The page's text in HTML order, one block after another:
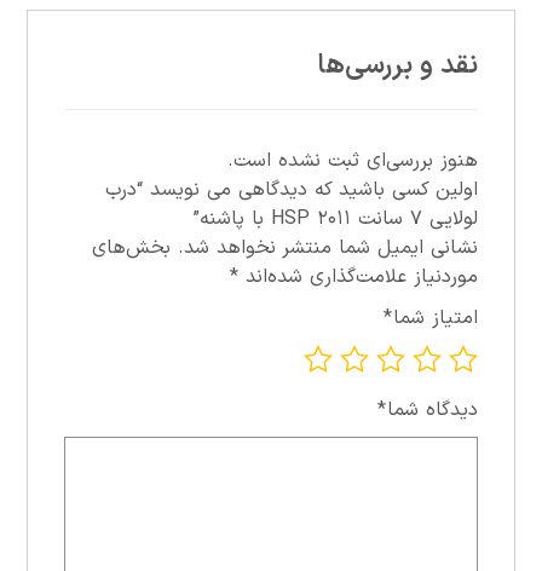
نقد و بررسی‌ها
هنوز بررسی‌ای ثبت نشده است.
اولین کسی باشید که دیدگاهی می نویسد “درب
لولايي ۷ سانت ۲۰۱۱ HSP با پاشنه”
نشانی ایمیل شما منتشر نخواهد شد. بخش‌های
موردنیاز علامت‌گذاری شده‌اند*
امتیاز شما*
دیدگاه شما*